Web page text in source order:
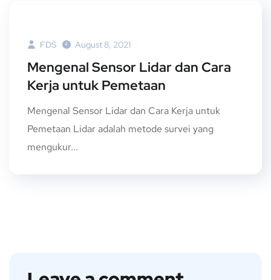
FDS August 8, 2021
Mengenal Sensor Lidar dan Cara
Kerja untuk Pemetaan
Mengenal Sensor Lidar dan Cara Kerja untuk
Pemetaan Lidar adalah metode survei yang
mengukur...